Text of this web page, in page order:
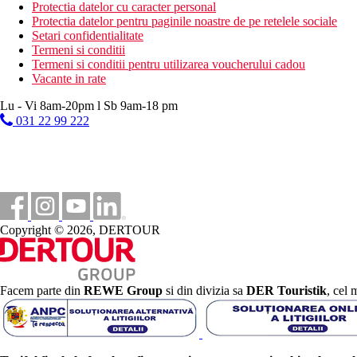
4 stele
Nota
In Grecia, trebuie sa achiti o taxa turistica in functie de
Incepand cu 2025, in Grecia exista obligatia de a plati taxa
statiune in Grecia sunt (Aprilie – Octombrie): 10.00 €. Tarifele
1 km
Centrul orasului
13 km
Distanta de cel mai apropiat aeroport
Magazine
250 m
Distanta pana la plaja
Protectia datelor cu caracter personal
Protectia datelor pentru paginile noastre de pe retelele sociale
Setari confidentialitate
Termeni si conditii
Termeni si conditii pentru utilizarea voucherului cadou
Vacante in rate
Lu - Vi 8am-20pm l Sb 9am-18 pm
031 22 99 222
Copyright © 2026, DERTOUR
Facem parte din REWE Group si din divizia sa DER Touristik, cel